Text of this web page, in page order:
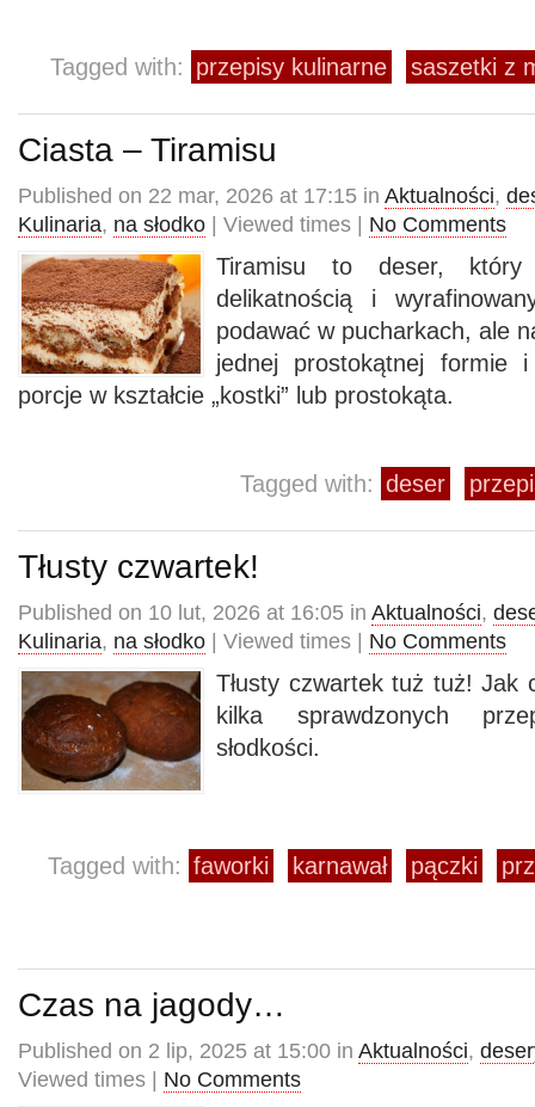
Tagged with: przepisy kulinarne saszetki z
Ciasta – Tiramisu
Published on 22 mar, 2026 at 17:15 in Aktualności,
Kulinaria, na słodko | Viewed times | No Comments
Tiramisu to deser,
delikatnością i
podawać w pucharkach, ale
jednej prostokątnej formie
porcje w kształcie „kostki” lub prostokąta.
Tagged with: deser
Tłusty czwartek!
Published on 10 lut, 2026 at 16:05 in Aktualności,
Kulinaria, na słodko | Viewed times | No Comments
Tłusty czwartek tuż tuż! Jak
kilka sprawdzonych
słodkości.
Tagged with: faworki karnawał pączki
Czas na jagody…
Published on 2 lip, 2025 at 15:00 in Aktualności,
Viewed times | No Comments